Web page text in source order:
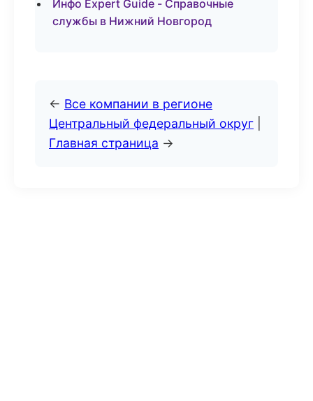
Инфо Expert Guide - Справочные
службы в Нижний Новгород
← Все компании в регионе
Центральный федеральный округ
Главная страница →